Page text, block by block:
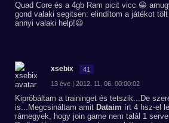
Quad Core és a 4gb Ram picit vicc 😀
gond valaki segitsen: elindítom a játékot
annyi valaki help!😃
xsebix 41
13 éve | 2012. 11. 06. 00:00:02
Kipróbáltam a traininget és tetszik...De
is...Megcsináltam amit Dataim írt 4 hsz-el
rámegyek, hogy join game nem talál 1